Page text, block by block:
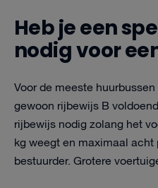
Heb je een
nodig voor
Voor de meeste
gewoon rijbewijs B
rijbewijs nodig zolang het
kg weegt en maximaal
bestuurder. Grotere